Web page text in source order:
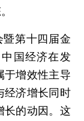
暨第十四届金
国经济在发
于增效性主导
经济增长同时
长的动因。这